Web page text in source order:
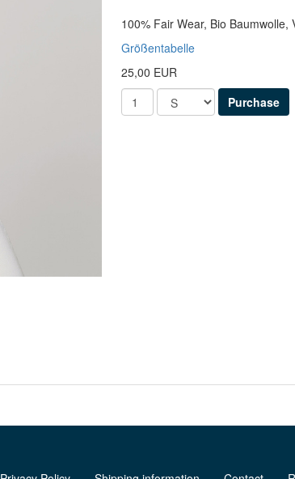
100% Fair Wear, Bio Baumwolle,
Größentabelle
25,00 EUR